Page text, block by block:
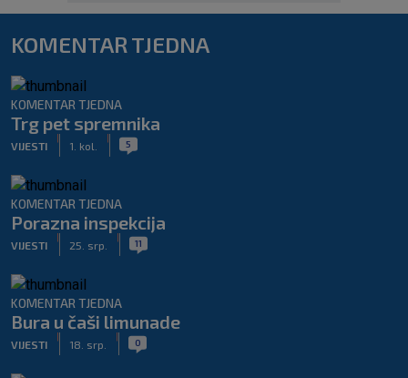
KOMENTAR TJEDNA
KOMENTAR TJEDNA
Trg pet spremnika
VIJESTI 1. kol. 5
KOMENTAR TJEDNA
Porazna inspekcija
VIJESTI 25. srp. 11
KOMENTAR TJEDNA
Bura u čaši limunade
VIJESTI 18. srp. 0